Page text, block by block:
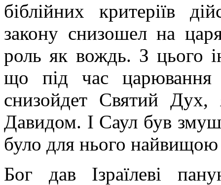
біблійних критеріїв
закону снизошел на
роль як вождь. З цього
що під час
снизойдет Святий
Давидом. І Саул був
було для нього
Бог дав Ізраїлеві